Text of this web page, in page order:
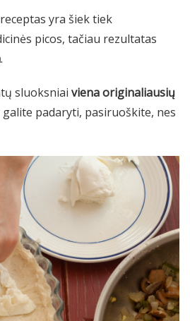
yra šiek tiek
picos, tačiau rezultatas
.
sluoksniai viena originaliausių
galite padaryti, pasiruoškite, nes